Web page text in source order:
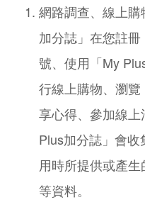
網路調查、線上
加分誌」在您註
號、使用「My
行線上購物、瀏
享心得、參加線
Plus加分誌」會
用時所提供或產
等資料。